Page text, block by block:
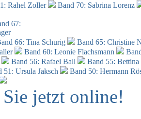
Rahel Zoller
Band 70: Sabrina Lorenz
67:
66: Tina Schurig
Band 65: Christine
Band 60: Leonie Flachsmann
Band 56: Rafael Ball
Band 55:
51: Ursula Jaksch Band 50: Hermann
jetzt online!